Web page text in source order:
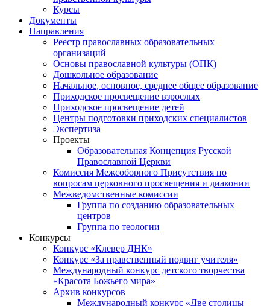
Курсы
Документы
Направления
Реестр православных образовательных
организаций
Основы православной культуры (ОПК)
Дошкольное образование
Начальное, основное, среднее общее образование
Приходское просвещение взрослых
Приходское просвещение детей
Центры подготовки приходских специалистов
Экспертиза
Проекты
Образовательная Концепция Русской
Православной Церкви
Комиссия Межсоборного Присутствия по
вопросам церковного просвещения и диаконии
Межведомственные комиссии
Группа по созданию образовательных
центров
Группа по теологии
Конкурсы
Конкурс «Клевер ДНК»
Конкурс «За нравственный подвиг учителя»
Международный конкурс детского творчества
«Красота Божьего мира»
Архив конкурсов
Международный конкурс «Две столицы